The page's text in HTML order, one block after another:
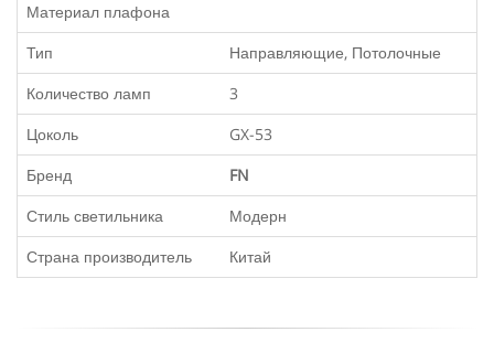
Материал плафона
Тип
Направляющие, Потолочные
Количество ламп
3
Цоколь
GX-53
Бренд
FN
Стиль светильника
Модерн
Страна производитель
Китай